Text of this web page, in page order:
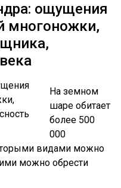
ощущения
многоножки,
На земном
шаре обитает
более 500
000
видами можно
можно обрести